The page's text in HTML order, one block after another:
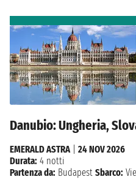
Danubio: Ungheria,
EMERALD ASTRA
24 NOV 2026
Durata: 4 notti
Partenza da: Budapest Sbarco: